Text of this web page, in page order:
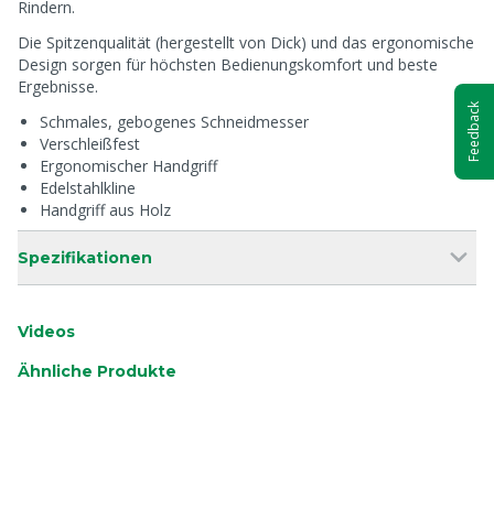
Rindern.
Die Spitzenqualität (hergestellt von Dick) und das ergonomische
Design sorgen für höchsten Bedienungskomfort und beste
Ergebnisse.
Schmales, gebogenes Schneidmesser
Verschleißfest
Ergonomischer Handgriff
Edelstahlkline
Handgriff aus Holz
Spezifikationen
Videos
Ähnliche Produkte
Feedback